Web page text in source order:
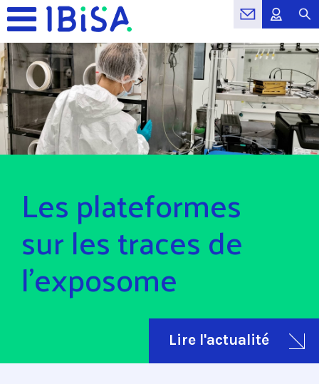
Les plateformes
sur les traces de
l’exposome
Lire l'actualité